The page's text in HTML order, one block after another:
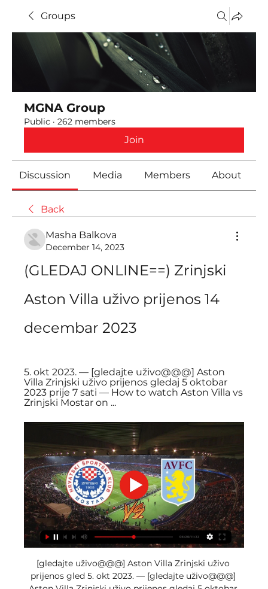
Groups
MGNA Group
Public · 262 members
Join
Discussion Media Members About
Back
Masha Balkova
December 14, 2023
(GLEDAJ ONLINE==) Zrinjski
Aston Villa uživo prijenos 14
decembar 2023
5. okt 2023. — [gledajte uživo@@@] Aston
Villa Zrinjski uživo prijenos gledaj 5 oktobar
2023 prije 7 sati — How to watch Aston Villa vs
Zrinjski Mostar on ...
[gledajte uživo@@@] Aston Villa Zrinjski uživo
prijenos gled 5. okt 2023. — [gledajte uživo@@@]